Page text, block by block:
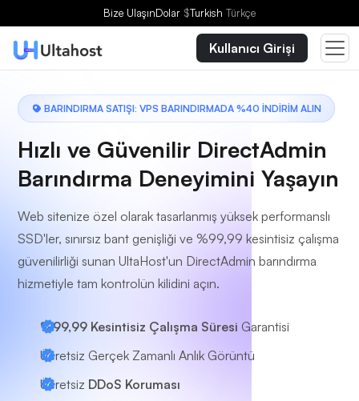
Bize UlaşınDolar $Turkish Türkçe
Kullanıcı Girişi
BARINDIRMA SATIŞI: VPS BARINDIRMADA %40 İNDİRİM ALIN
Hızlı ve Güvenilir DirectAdmin
Barındırma Deneyimini Yaşayın
Web sitenize özel olarak tasarlanmış yüksek performanslı
SSD'ler, sınırsız bant genişliği ve %99,99 kesintisiz çalışma
güvenilirliği sunan UltaHost'un DirectAdmin barındırma
hizmetiyle tam kontrolün kilidini açın.
%99,99 Kesintisiz Çalışma Süresi Garantisi
Ücretsiz Gerçek Zamanlı Anlık Görüntü
Ücretsiz DDoS Koruması